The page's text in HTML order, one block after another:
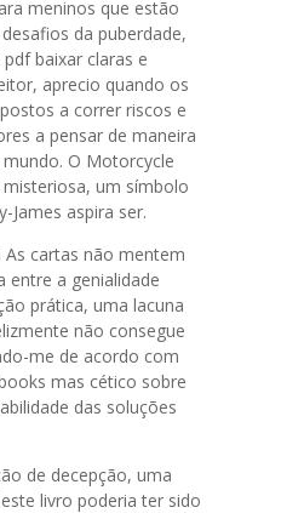
meninos que estão
da puberdade,
baixar claras e
aprecio quando os
a correr riscos e
a pensar de maneira
O Motorcycle
um símbolo
James aspira ser.
cartas não mentem
entre a genialidade
prática, uma lacuna
não consegue
me de acordo com
mas cético sobre
das soluções
de decepção, uma
livro poderia ter sido